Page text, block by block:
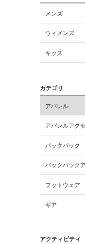
メンズ
ウィメンズ
キッズ
カテゴリ
アパレル
アパレルアク
バックパック
バックパック
フットウェア
ギア
アクティビティ